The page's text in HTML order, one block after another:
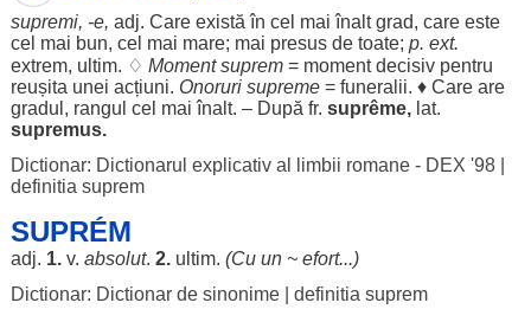
supremi, -e, adj. Care există în cel maiînalt grad, care este
cel mai bun, cel mai mare; mai presusde toate; p. ext.
extrem, ultim. ♢ Momentsuprem= moment decisiv pentru
reușita unei acțiuni. Onoruri supreme= funeralii. ♦ Care are
gradul , rangul cel maiînalt. – După fr. suprême,lat.
supremus.
Dictionar: Dictionarul explicativ al limbii romane - DEX '98|
definitia suprem
SUPRÉM
adj. 1.v. absolut. 2. ultim. (Cu un ~ efort...)
Dictionar: Dictionar de sinonime| definitia suprem